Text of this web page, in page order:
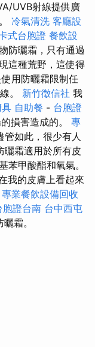
UVB射線提供廣
冷氣清洗 客廳設
式台胞證 餐飲設
防曬霜，只有通過
這種荒野，這使得
用防曬霜限制任
。 新竹徵信社 我
自助餐 - 台胞證
損害造成的。 專
管如此，很少有人
曬霜適用於所有皮
苯甲酸酯和氧氣。
我的皮膚上看起來
專業餐飲設備回收
胞證台南 台中西屯
霜。